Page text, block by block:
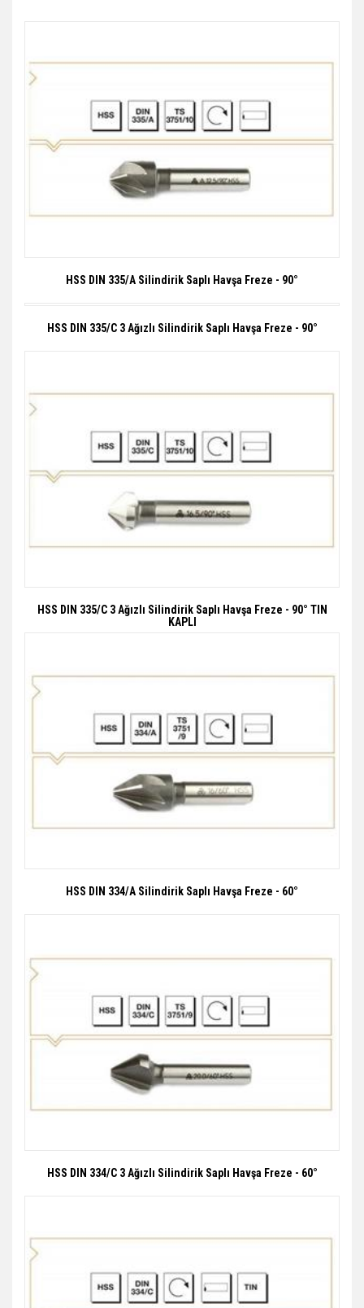
HSS DIN 335/A Silindirik Saplı Havşa Freze - 90°
HSS DIN 335/C 3 Ağızlı Silindirik Saplı Havşa Freze - 90°
HSS DIN 335/C 3 Ağızlı Silindirik Saplı Havşa Freze - 90° TIN
KAPLI
HSS DIN 334/A Silindirik Saplı Havşa Freze - 60°
HSS DIN 334/C 3 Ağızlı Silindirik Saplı Havşa Freze - 60°